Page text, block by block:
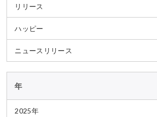
リリース
ハッピー
ニュースリリース
年
2025年